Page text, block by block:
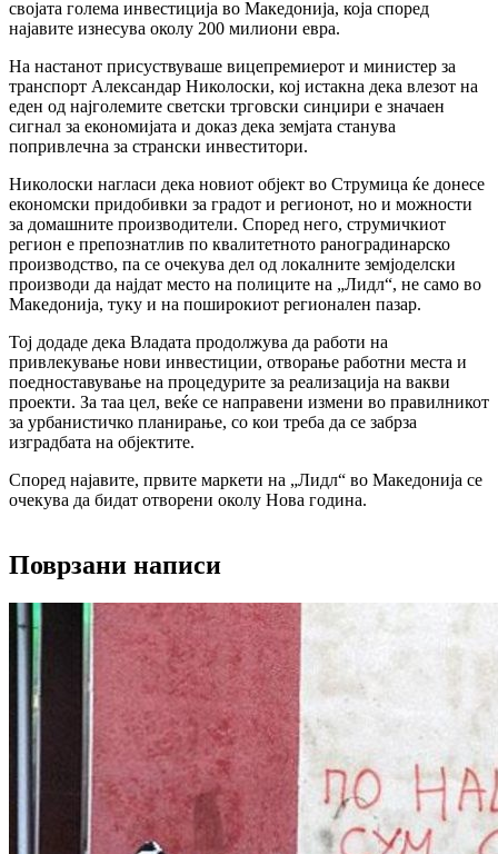
својата голема инвестиција во Македонија, која според
најавите изнесува околу 200 милиони евра.
На настанот присуствуваше вицепремиерот и министер за
транспорт Александар Николоски, кој истакна дека влезот на
еден од најголемите светски трговски синџири е значаен
сигнал за економијата и доказ дека земјата станува
попривлечна за странски инвеститори.
Николоски нагласи дека новиот објект во Струмица ќе донесе
економски придобивки за градот и регионот, но и можности
за домашните производители. Според него, струмичкиот
регион е препознатлив по квалитетното раноградинарско
производство, па се очекува дел од локалните земјоделски
производи да најдат место на полиците на „Лидл“, не само во
Македонија, туку и на поширокиот регионален пазар.
Тој додаде дека Владата продолжува да работи на
привлекување нови инвестиции, отворање работни места и
поедноставување на процедурите за реализација на вакви
проекти. За таа цел, веќе се направени измени во правилникот
за урбанистичко планирање, со кои треба да се забрза
изградбата на објектите.
Според најавите, првите маркети на „Лидл“ во Македонија се
очекува да бидат отворени околу Нова година.
Поврзани написи